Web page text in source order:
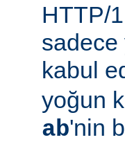
HTTP/
sadece
kabul
yoğun
ab'nin